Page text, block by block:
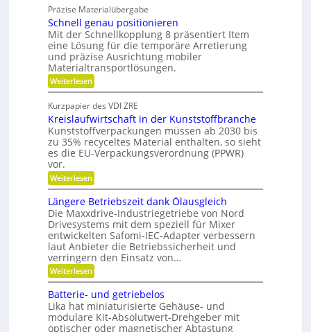
g
e
s
c
h
l
i
f
e
n
s
c
h
e
r
B
e
d
i
e
n
n
a
u
f
m
i
t
s
e
c
h
s
r
t
u
n
g
s
f
r
e
e
s
H
y
b
d
-
K
u
g
e
l
l
a
g
e
r
Präzise Materialübergabe
Schnell genau positionieren
Mit der Schnellkopplung 8 präsentiert Item
eine Lösung für die temporäre Arretierung
und präzise Ausrichtung mobiler
Materialtransportlösungen.
Weiterlesen:
S
h
n
e
l
l
g
n
a
u
p
o
s
i
t
i
o
n
i
e
r
e
n
Kurzpapier des VDI ZRE
Kreislaufwirtschaft in der Kunststoffbranche
Kunststoffverpackungen müssen ab 2030 bis
zu 35% recyceltes Material enthalten, so sieht
es die EU-Verpackungsverordnung (PPWR)
vor.
Weiterlesen:
K
r
e
i
s
l
a
u
f
w
i
r
t
s
c
Längere Betriebszeit dank Ölausgleich
Die Maxxdrive-Industriegetriebe von Nord
Drivesystems mit dem speziell für Mixer
entwickelten Safomi-IEC-Adapter verbessern
laut Anbieter die Betriebssicherheit und
verringern den Einsatz von…
Weiterlesen:
L
n
g
e
r
Batterie- und getriebelos
Lika hat miniaturisierte Gehäuse- und
modulare Kit-Absolutwert-Drehgeber mit
optischer oder magnetischer Abtastung